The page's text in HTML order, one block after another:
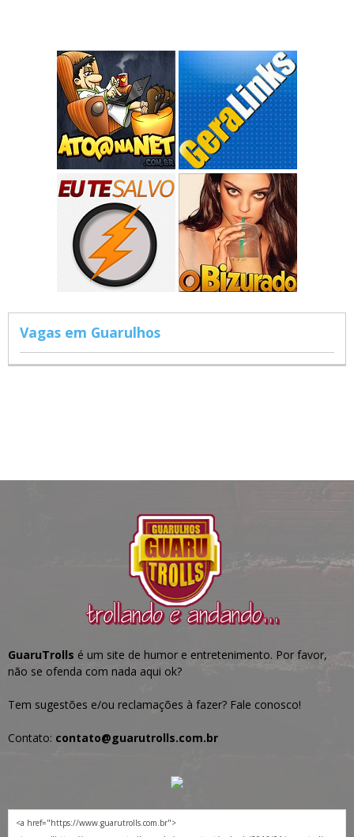
Vagas em Guarulhos
GuaruTrolls é um site de humor e entretenimento. Por favor,
não se ofenda com nada aqui ok?
Tem sugestões e/ou reclamações à fazer? Fale conosco!
Contato: contato@guarutrolls.com.br